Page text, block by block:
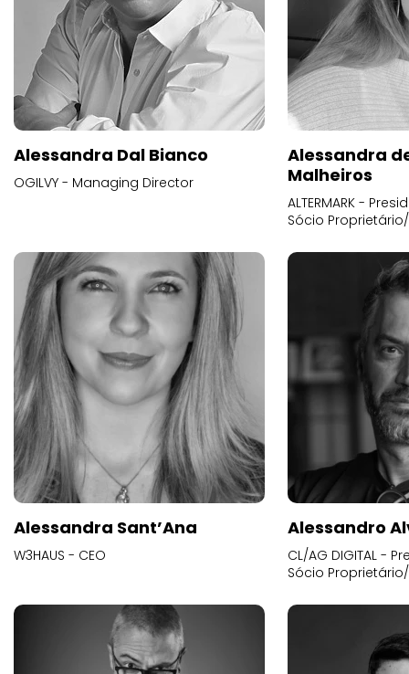
Alessandra Dal Bianco
OGILVY - Managing Director
Alessandra
Malheiros
ALTERMARK -
Sócio
Alessandra Sant’Ana
W3HAUS - CEO
Alessandro
CL/AG DIGITAL -
Sócio